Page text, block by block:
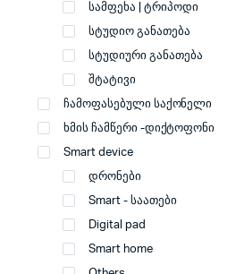
სამფეხა | ტრიპოდი
სტუდიო განათება
სტუდიური განათება
შტატივი
ჩამოფასებული საქონელი
ხმის ჩამწერი -დიქტოფონი
Smart device
დრონები
Smart - საათები
Digital pad
Smart home